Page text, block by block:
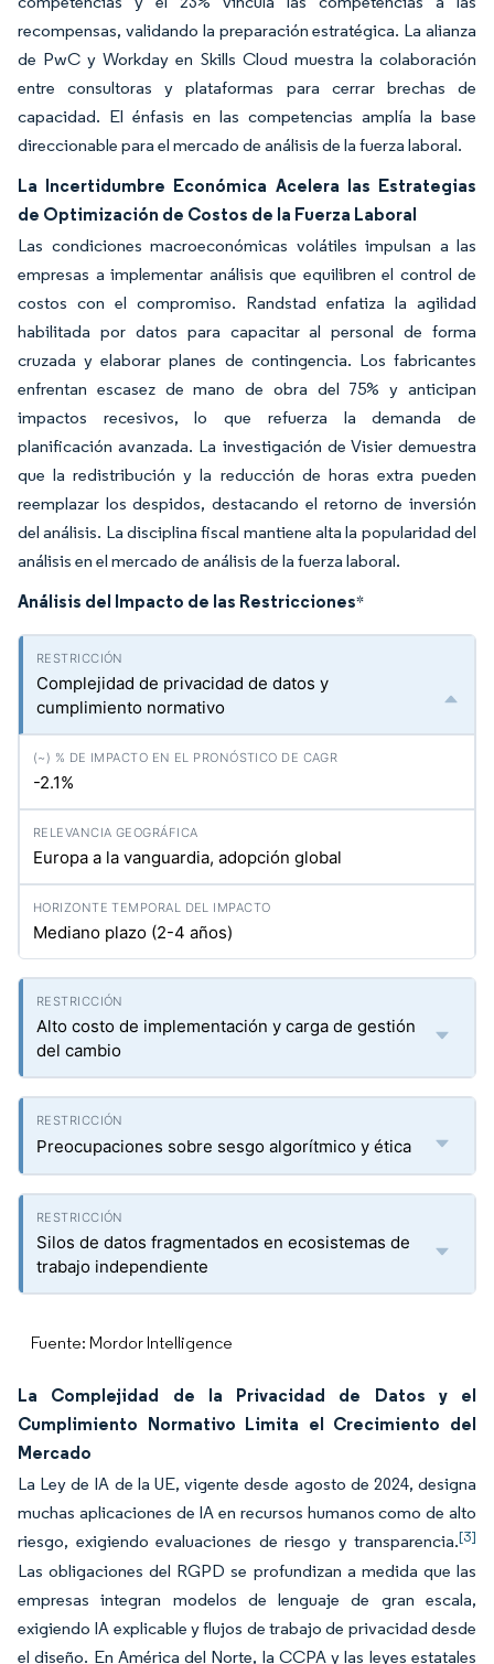
recompensas, validando la preparación estratégica. La alianza
de PwC y Workday en Skills Cloud muestra la colaboración
entre consultoras y plataformas para cerrar brechas de
capacidad. El énfasis en las competencias amplía la base
direccionable para el mercado de análisis de la fuerza laboral.
La Incertidumbre Económica Acelera las Estrategias
de Optimización de Costos de la Fuerza Laboral
Las condiciones macroeconómicas volátiles impulsan a las
empresas a implementar análisis que equilibren el control de
costos con el compromiso. Randstad enfatiza la agilidad
habilitada por datos para capacitar al personal de forma
cruzada y elaborar planes de contingencia. Los fabricantes
enfrentan escasez de mano de obra del 75% y anticipan
impactos recesivos, lo que refuerza la demanda de
planificación avanzada. La investigación de Visier demuestra
que la redistribución y la reducción de horas extra pueden
reemplazar los despidos, destacando el retorno de inversión
del análisis. La disciplina fiscal mantiene alta la popularidad del
análisis en el mercado de análisis de la fuerza laboral.
Análisis del Impacto de las Restricciones*
Complejidad de privacidad de datos y
cumplimiento normativo
-2.1%
Europa a la vanguardia, adopción global
Mediano plazo (2-4 años)
Alto costo de implementación y carga de gestión
del cambio
Preocupaciones sobre sesgo algorítmico y ética
Silos de datos fragmentados en ecosistemas de
trabajo independiente
Fuente: Mordor Intelligence
La Complejidad de la Privacidad de Datos y el
Cumplimiento Normativo Limita el Crecimiento del
Mercado
La Ley de IA de la UE, vigente desde agosto de 2024, designa
muchas aplicaciones de IA en recursos humanos como de alto
riesgo, exigiendo evaluaciones de riesgo y transparencia.[3]
Las obligaciones del RGPD se profundizan a medida que las
empresas integran modelos de lenguaje de gran escala,
exigiendo IA explicable y flujos de trabajo de privacidad desde
el diseño. En América del Norte, la CCPA y las leyes estatales